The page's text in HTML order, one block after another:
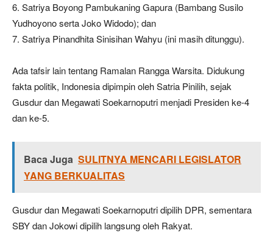
6. Satriya Boyong Pambukaning Gapura (Bambang Susilo
Yudhoyono serta Joko Widodo); dan
7. Satriya Pinandhita Sinisihan Wahyu (ini masih ditunggu).
Ada tafsir lain tentang Ramalan Rangga Warsita. Didukung
fakta politik, Indonesia dipimpin oleh Satria Pinilih, sejak
Gusdur dan Megawati Soekarnoputri menjadi Presiden ke-4
dan ke-5.
Baca Juga SULITNYA MENCARI LEGISLATOR
YANG BERKUALITAS
Gusdur dan Megawati Soekarnoputri dipilih DPR, sementara
SBY dan Jokowi dipilih langsung oleh Rakyat.